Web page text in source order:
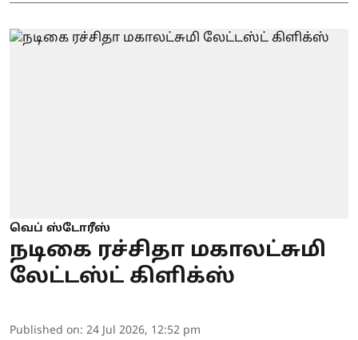
வெப் ஸ்டோரீஸ்
நடிகை ரச்சிதா மகாலட்சுமி
லேட்டஸ்ட் கிளிக்ஸ்
Published on: 24 Jul 2026, 12:52 pm